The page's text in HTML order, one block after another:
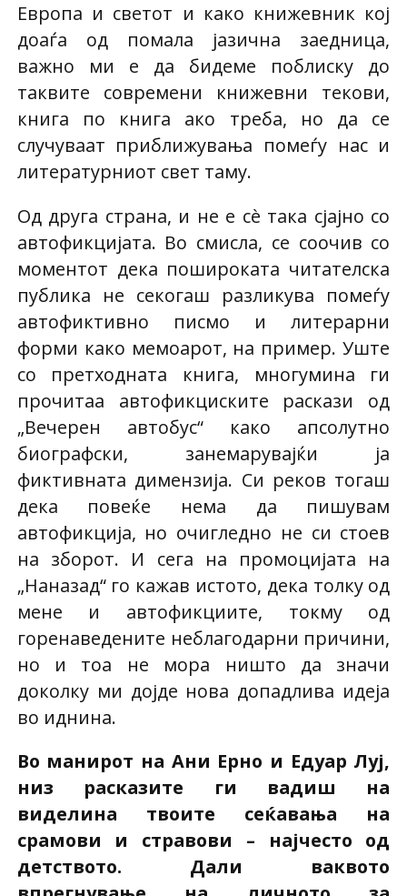
Европа и светот и како книжевник кој
доаѓа од помала јазична заедница,
важно ми е да бидеме поблиску до
таквите современи книжевни текови,
книга по книга ако треба, но да се
случуваат приближувања помеѓу нас и
литературниот свет таму.
Од друга страна, и не е сè така сјајно со
автофикцијата. Во смисла, се соочив со
моментот дека пошироката читателска
публика не секогаш разликува помеѓу
автофиктивно писмо и литерарни
форми како мемоарот, на пример. Уште
со претходната книга, многумина ги
прочитаа автофикциските раскази од
„Вечерен автобус“ како апсолутно
биографски, занемарувајќи ја
фиктивната димензија. Си реков тогаш
дека повеќе нема да пишувам
автофикција, но очигледно не си стоев
на зборот. И сега на промоцијата на
„Наназад“ го кажав истото, дека толку од
мене и автофикциите, токму од
горенаведените неблагодарни причини,
но и тоа не мора ништо да значи
доколку ми дојде нова допадлива идеја
во иднина.
Во манирот на Ани Ерно и Едуар Луј,
низ расказите ги вадиш на
виделина твоите сеќавања на
срамови и стравови – најчесто од
детството. Дали ваквото